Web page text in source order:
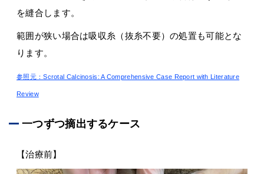
を縫合します。
範囲が狭い場合は吸収糸（抜糸不要）の処置も可能とな
ります。
参照元：Scrotal Calcinosis: A Comprehensive Case Report with Literature
Review
一つずつ摘出するケース
【治療前】